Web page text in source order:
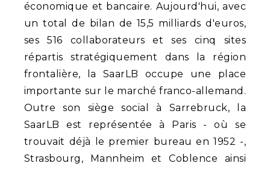
économique et bancaire. Aujourd'hui, avec
un total de bilan de 15,5 milliards d'euros,
ses 516 collaborateurs et ses cinq sites
répartis stratégiquement dans la région
frontalière, la SaarLB occupe une place
importante sur le marché franco-allemand.
Outre son siège social à Sarrebruck, la
SaarLB est représentée à Paris - où se
trouvait déjà le premier bureau en 1952 -,
Strasbourg, Mannheim et Coblence ainsi